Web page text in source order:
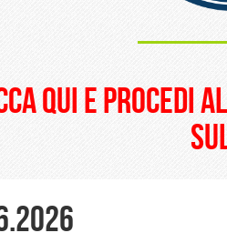
qui e procedi